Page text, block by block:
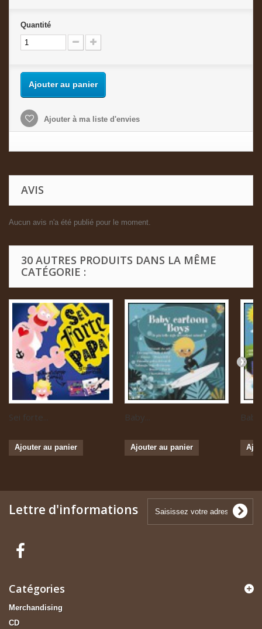
Quantité
Ajouter au panier
Ajouter à ma liste d'envies
AVIS
Aucun avis n'a été publié pour le moment.
30 AUTRES PRODUITS DANS LA MÊME
CATÉGORIE :
Sei forte...
Ajouter au panier
Baby...
Ajouter au panier
Lettre d'informations
Catégories
Merchandising
CD